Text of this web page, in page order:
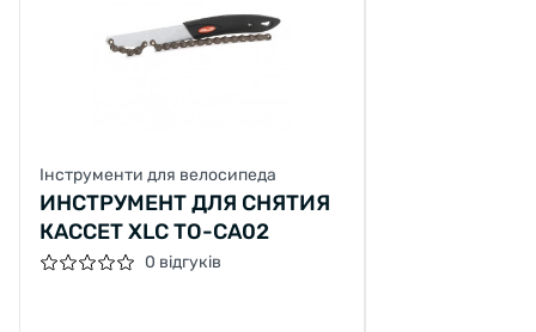
Інструменти для велосипеда
ИНСТРУМЕНТ ДЛЯ СНЯТИЯ
КАССЕТ XLC TO-CA02
0 відгуків